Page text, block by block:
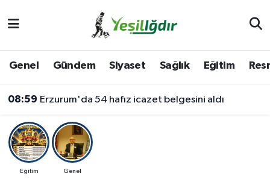
Genel Gündem Siyaset Sağlık Eğitim
08:59 Erzurum'da 54 hafız icazet belgesini aldı
Eğitim Genel
Iğdır Trafik Yoğunluk Haritası
Süper Lig Puan Durumu ve Fikstür